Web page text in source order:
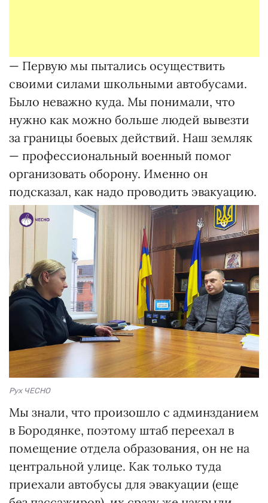
— Первую мы пытались осуществить
своими силами школьными автобусами.
Было неважно куда. Мы понимали, что
нужно как можно больше людей вывезти
за границы боевых действий. Наш земляк
— профессиональный военный помог
организовать оборону. Именно он
подсказал, как надо проводить эвакуацию.
Рух ЧЕСНО
Мы знали, что произошло с админзданием
в Бородянке, поэтому штаб переехал в
помещение отдела образования, он не на
центральной улице. Как только туда
приехали автобусы для эвакуации (еще